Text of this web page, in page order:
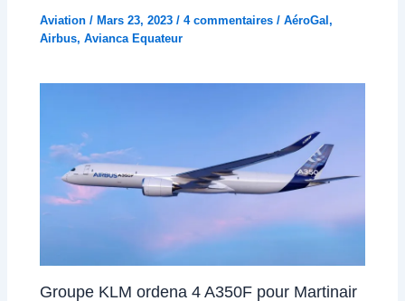
Aviation /Mars 23, 2023/4 commentaires /AéroGal,
Airbus,Avianca Equateur
Groupe KLM ordena 4 A350F pour Martinair